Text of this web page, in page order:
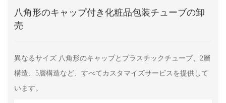
八角形のキャップ付き化粧品包装チューブの卸
売
異なるサイズ 八角形のキャップとプラスチックチューブ、2層
構造、5層構造など、すべてカスタマイズサービスを提供して
います。